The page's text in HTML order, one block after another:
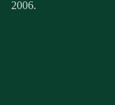
2006.